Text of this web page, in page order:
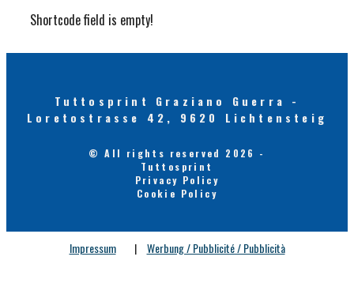
Shortcode field is empty!
Tuttosprint Graziano Guerra -
Loretostrasse 42, 9620 Lichtensteig
© All rights reserved 2026 -
Tuttosprint
Privacy Policy
Cookie Policy
Impressum | Werbung / Pubblicité / Pubblicità